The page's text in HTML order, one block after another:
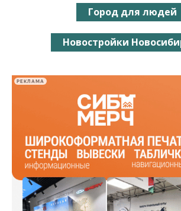
Город для людей
Новостройки
РЕКЛАМА